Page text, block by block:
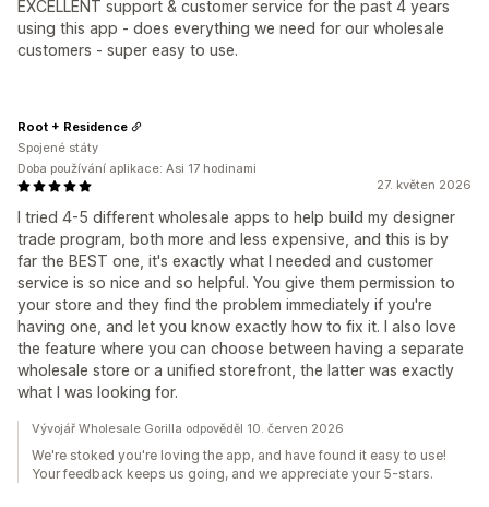
EXCELLENT support & customer service for the past 4 years
using this app - does everything we need for our wholesale
customers - super easy to use.
27. květen 2026
I tried 4-5 different wholesale apps to help build my designer
trade program, both more and less expensive, and this is by
far the BEST one, it's exactly what I needed and customer
service is so nice and so helpful. You give them permission to
your store and they find the problem immediately if you're
having one, and let you know exactly how to fix it. I also love
the feature where you can choose between having a separate
wholesale store or a unified storefront, the latter was exactly
what I was looking for.
Root + Residence
Spojené státy
Doba používání aplikace: Asi 17 hodinami
Vývojář Wholesale Gorilla odpověděl 10. červen 2026
We're stoked you're loving the app, and have found it easy to use!
Your feedback keeps us going, and we appreciate your 5-stars.